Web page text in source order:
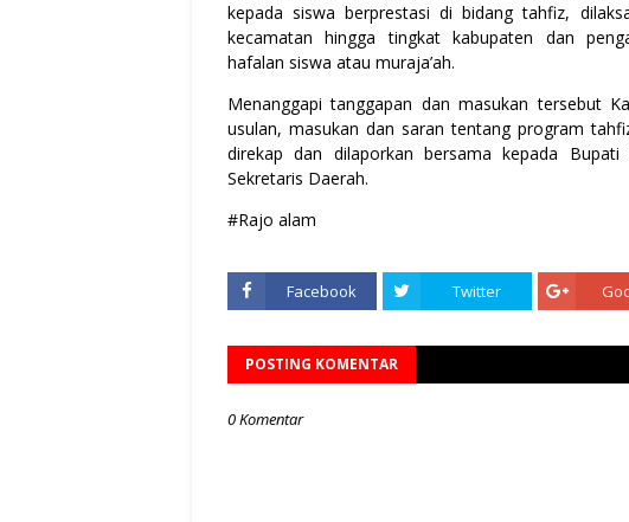
kepada siswa berprestasi di bidang tahfiz,
kecamatan hingga tingkat kabupaten dan
hafalan siswa atau muraja’ah.
Menanggapi tanggapan dan masukan tersebut
usulan, masukan dan saran tentang program
direkap dan dilaporkan bersama kepada
Sekretaris Daerah.
#Rajo alam
Facebook Twitter
POSTING KOMENTAR
0 Komentar